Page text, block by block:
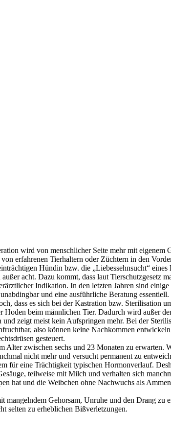
wird von menschlicher Seite mehr mit eigenem
erfahrenen Tierhaltern oder Züchtern in den
Hündin bzw. die „Liebessehnsucht“ eines
acht. Dazu kommt, dass laut Tierschutzgesetz
Indikation. In den letzten Jahren sind einige
und eine ausführliche Beratung essentiell.
dass es sich bei der Kastration bzw. Sterilisation
beim männlichen Tier. Dadurch wird außer
zeigt meist kein Aufspringen mehr. Bei der
also können keine Nachkommen
gesteuert.
Alter zwischen sechs und 23 Monaten zu erwarten.
nicht mehr und versucht permanent zu
für eine Trächtigkeit typischen Hormonverlauf.
teilweise mit Milch und verhalten sich
hat und die Weibchen ohne Nachwuchs als
Gehorsam, Unruhe und den Drang zu
selten zu erheblichen Bißverletzungen.